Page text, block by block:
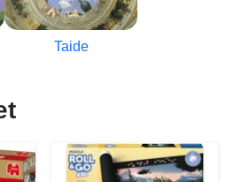
Taide